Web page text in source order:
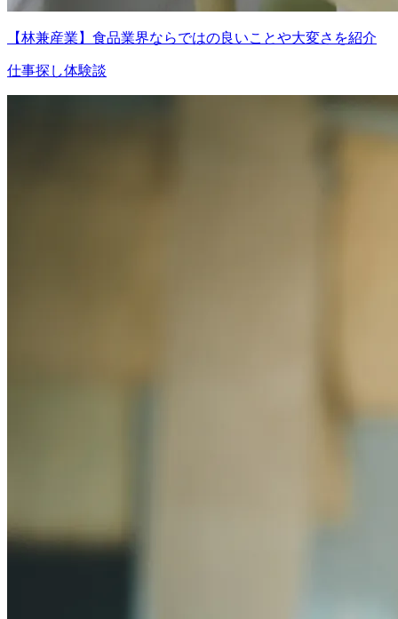
【林兼産業】食品業界ならではの良いことや大変さを紹介
仕事探し体験談